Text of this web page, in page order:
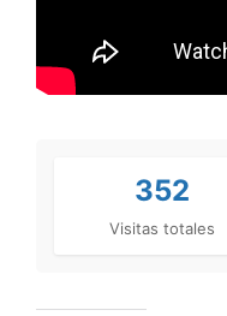
352
Visitas totales